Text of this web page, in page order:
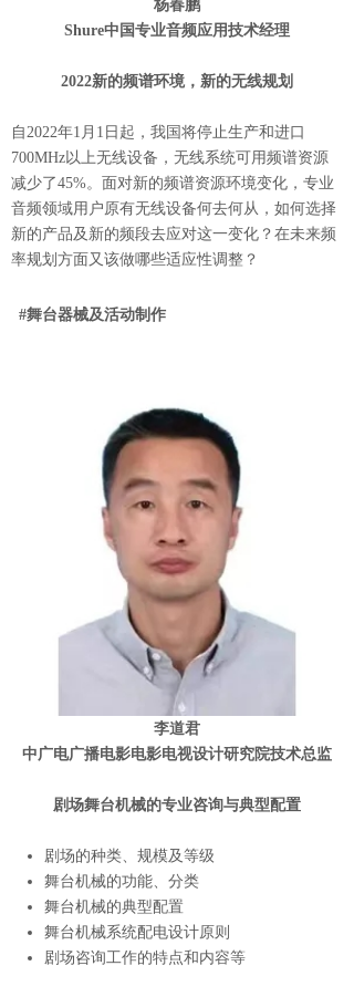
杨春鹏
Shure中国专业音频应用技术经理
2022新的频谱环境，新的无线规划
自2022年1月1日起，我国将停止生产和进口
700MHz以上无线设备，无线系统可用频谱资源
减少了45%。面对新的频谱资源环境变化，专业
音频领域用户原有无线设备何去何从，如何选择
新的产品及新的频段去应对这一变化？在未来频
率规划方面又该做哪些适应性调整？
#舞台器械及活动制作
李道君
中广电广播电影电影电视设计研究院技术总监
剧场舞台机械的专业咨询与典型配置
剧场的种类、规模及等级
舞台机械的功能、分类
舞台机械的典型配置
舞台机械系统配电设计原则
剧场咨询工作的特点和内容等